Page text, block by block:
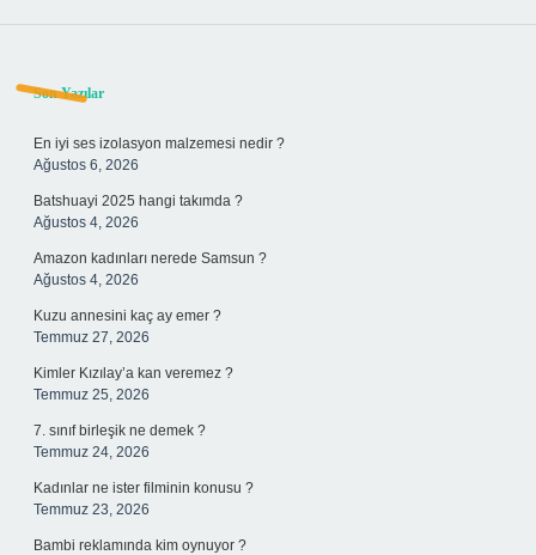
Sidebar
Son Yazılar
En iyi ses izolasyon malzemesi nedir ?
Ağustos 6, 2026
Batshuayi 2025 hangi takımda ?
Ağustos 4, 2026
Amazon kadınları nerede Samsun ?
Ağustos 4, 2026
Kuzu annesini kaç ay emer ?
Temmuz 27, 2026
Kimler Kızılay’a kan veremez ?
Temmuz 25, 2026
7. sınıf birleşik ne demek ?
Temmuz 24, 2026
Kadınlar ne ister filminin konusu ?
Temmuz 23, 2026
Bambi reklamında kim oynuyor ?